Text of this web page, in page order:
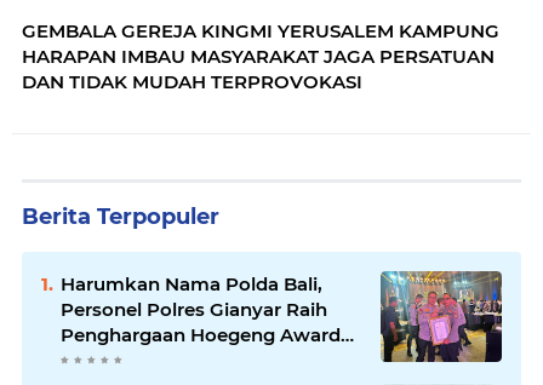
GEMBALA GEREJA KINGMI YERUSALEM KAMPUNG
HARAPAN IMBAU MASYARAKAT JAGA PERSATUAN
DAN TIDAK MUDAH TERPROVOKASI
Berita Terpopuler
Harumkan Nama Polda Bali,
Personel Polres Gianyar Raih
Penghargaan Hoegeng Awards
2026